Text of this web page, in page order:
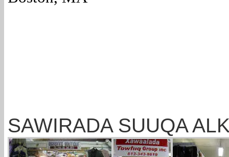
SAWIRADA SUUQA